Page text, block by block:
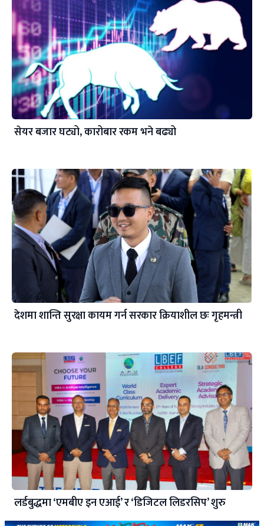
सेयर बजार घट्यो, कारोबार रकम भने बढ्यो
देशमा शान्ति सुरक्षा कायम गर्न सरकार क्रियाशील छः गृहमन्त्री
लर्डबुद्धमा ‘एमबीए इन एआई’ र ‘डिजिटल लिडरसिप’ शुरु